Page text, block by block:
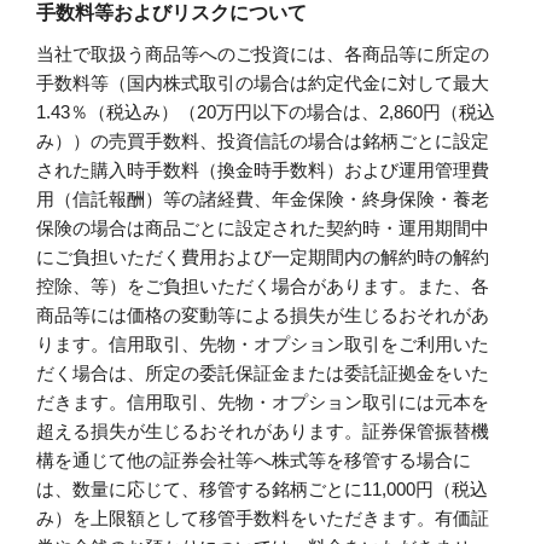
手数料等およびリスクについて
当社で取扱う商品等へのご投資には、各商品等に所定の
手数料等（国内株式取引の場合は約定代金に対して最大
1.43％（税込み）（20万円以下の場合は、2,860円（税込
み））の売買手数料、投資信託の場合は銘柄ごとに設定
された購入時手数料（換金時手数料）および運用管理費
用（信託報酬）等の諸経費、年金保険・終身保険・養老
保険の場合は商品ごとに設定された契約時・運用期間中
にご負担いただく費用および一定期間内の解約時の解約
控除、等）をご負担いただく場合があります。また、各
商品等には価格の変動等による損失が生じるおそれがあ
ります。信用取引、先物・オプション取引をご利用いた
だく場合は、所定の委託保証金または委託証拠金をいた
だきます。信用取引、先物・オプション取引には元本を
超える損失が生じるおそれがあります。証券保管振替機
構を通じて他の証券会社等へ株式等を移管する場合に
は、数量に応じて、移管する銘柄ごとに11,000円（税込
み）を上限額として移管手数料をいただきます。有価証